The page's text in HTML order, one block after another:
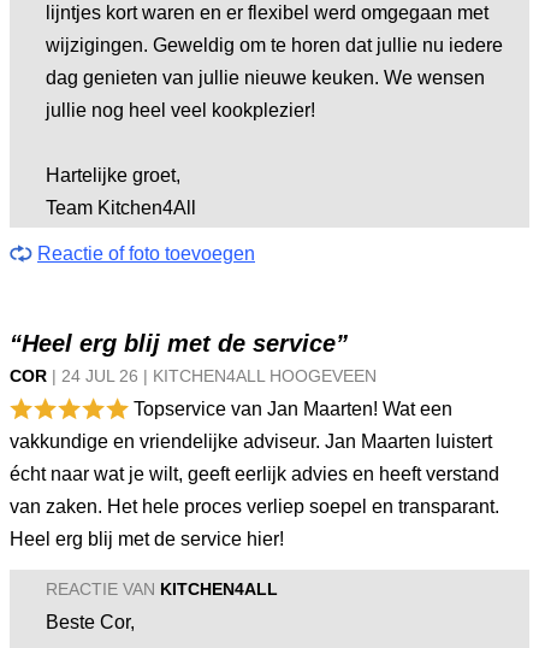
lijntjes kort waren en er flexibel werd omgegaan met
wijzigingen. Geweldig om te horen dat jullie nu iedere
dag genieten van jullie nieuwe keuken. We wensen
jullie nog heel veel kookplezier!
Hartelijke groet,
Team Kitchen4All
Reactie of foto toevoegen
“Heel erg blij met de service”
COR | 24 JUL 26 | KITCHEN4ALL HOOGEVEEN
Topservice van Jan Maarten! Wat een
vakkundige en vriendelijke adviseur. Jan Maarten luistert
écht naar wat je wilt, geeft eerlijk advies en heeft verstand
van zaken. Het hele proces verliep soepel en transparant.
Heel erg blij met de service hier!
REACTIE VAN KITCHEN4ALL
Beste Cor,